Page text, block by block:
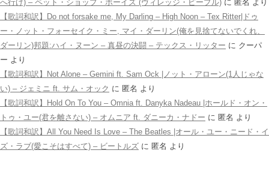
へ行け) – ペット・ショップ・ボーイズ (ヴィレッジ・ピープル) に 匿名 より
【歌詞和訳】Do not forsake me, My Darling – High Noon – Tex Ritter|ドゥ
ー・ノット・フォーセイク・ミー, マイ・ダーリン(俺を見捨てないでくれ、
ダーリン)邦題:ハイ・ヌーン – 真昼の決闘 – テックス・リッター に クーパ
ー より
【歌詞和訳】Not Alone – Gemini ft. Sam Ock |ノット・アローン(1人じゃな
い) – ジェミニ ft. サム・オック に 匿名 より
【歌詞和訳】Hold On To You – Omnia ft. Danyka Nadeau |ホールド・オン・
トゥ・ユー(君を離さない) – オムニア ft. ダニーカ・ナドー に 匿名 より
【歌詞和訳】All You Need Is Love – The Beatles |オール・ユー・ニード・イ
ズ・ラブ(愛こそはすべて) – ビートルズ に 匿名 より